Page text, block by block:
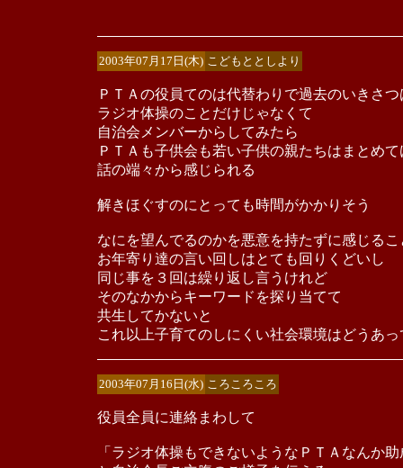
2003年07月17日(木) こどもととしより
ＰＴＡの役員てのは代替わりで過去のいきさ
ラジオ体操のことだけじゃなくて
自治会メンバーからしてみたら
ＰＴＡも子供会も若い子供の親たちはまとめ
話の端々から感じられる
解きほぐすのにとっても時間がかかりそう
なにを望んでるのかを悪意を持たずに感じるこ
お年寄り達の言い回しはとても回りくどいし
同じ事を３回は繰り返し言うけれど
そのなかからキーワードを探り当てて
共生してかないと
これ以上子育てのしにくい社会環境はどうあ
2003年07月16日(水) ころころころ
役員全員に連絡まわして
「ラジオ体操もできないようなＰＴＡなんか